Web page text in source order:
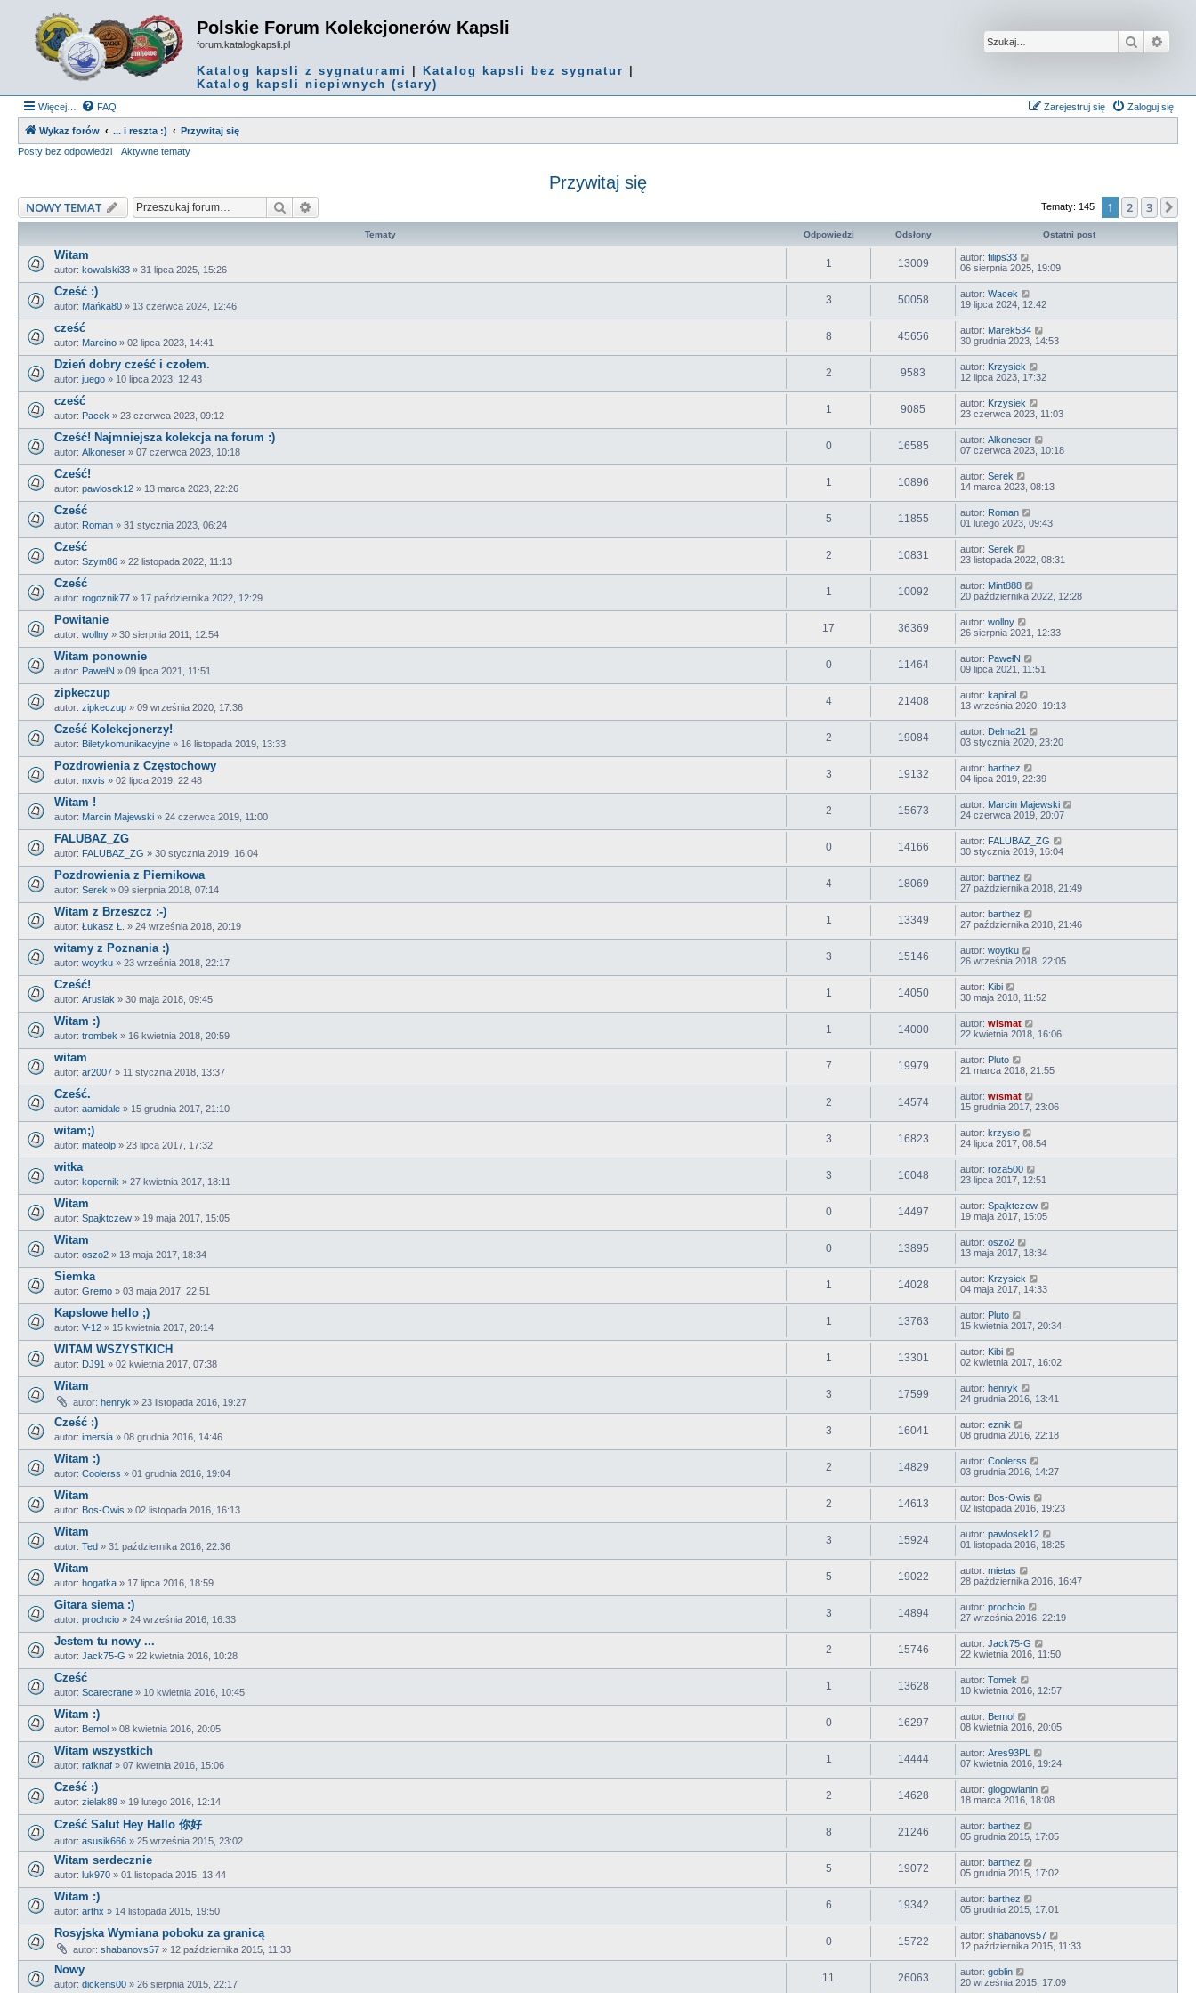
Polskie Forum Kolekcjonerów Kapsli
forum.katalogkapsli.pl
Katalog kapsli z sygnaturami Katalog kapsli bez sygnatur
Katalog kapsli niepiwnych (stary)
Szukaj
Więcej… FAQ Zaloguj się
Zarejestruj się
Wykaz forów ... i reszta :)
Przywitaj się
Posty bez odpowiedzi
Aktywne tematy
Przywitaj się
NOWY TEMAT Szukaj Tematy: 145 1 2 3
Tematy Odpowiedzi Odsłony Ostatni post
Witam
autor: kowalski33 » 31 lipca 2025, 15:26
1 13009 autor: filips33
06 sierpnia 2025, 19:09
Cześć :)
autor: Mańka80 » 13 czerwca 2024, 12:46
3 50058 autor: Wacek
19 lipca 2024, 12:42
cześć
autor: Marcino » 02 lipca 2023, 14:41
8 45656 autor: Marek534
30 grudnia 2023, 14:53
Dzień dobry cześć i czołem.
autor: juego » 10 lipca 2023, 12:43
2 9583 autor: Krzysiek
12 lipca 2023, 17:32
cześć
autor: Pacek » 23 czerwca 2023, 09:12
1 9085 autor: Krzysiek
23 czerwca 2023, 11:03
Cześć! Najmniejsza kolekcja na forum :)
autor: Alkoneser » 07 czerwca 2023, 10:18
0 16585 autor: Alkoneser
07 czerwca 2023, 10:18
Cześć!
autor: pawlosek12 » 13 marca 2023, 22:26
1 10896 autor: Serek
14 marca 2023, 08:13
Cześć
autor: Roman » 31 stycznia 2023, 06:24
5 11855 autor: Roman
01 lutego 2023, 09:43
Cześć
autor: Szym86 » 22 listopada 2022, 11:13
2 10831 autor: Serek
23 listopada 2022, 08:31
Cześć
autor: rogoznik77 » 17 października 2022, 12:29
1 10092 autor: Mint888
20 października 2022, 12:28
Powitanie
autor: wollny » 30 sierpnia 2011, 12:54
17 36369 autor: wollny
26 sierpnia 2021, 12:33
Witam ponownie
autor: PawełN » 09 lipca 2021, 11:51
0 11464 autor: PawełN
09 lipca 2021, 11:51
zipkeczup
autor: zipkeczup » 09 września 2020, 17:36
4 21408 autor: kapiral
13 września 2020, 19:13
Cześć Kolekcjonerzy!
autor: Biletykomunikacyjne » 16 listopada 2019, 13:33
2 19084 autor: Delma21
03 stycznia 2020, 23:20
Pozdrowienia z Częstochowy
autor: nxvis » 02 lipca 2019, 22:48
3 19132 autor: barthez
04 lipca 2019, 22:39
Witam !
autor: Marcin Majewski » 24 czerwca 2019, 11:00
2 15673 autor: Marcin Majewski
24 czerwca 2019, 20:07
FALUBAZ_ZG
autor: FALUBAZ_ZG » 30 stycznia 2019, 16:04
0 14166 autor: FALUBAZ_ZG
30 stycznia 2019, 16:04
Pozdrowienia z Piernikowa
autor: Serek » 09 sierpnia 2018, 07:14
4 18069 autor: barthez
27 października 2018, 21:49
Witam z Brzeszcz :-)
autor: Łukasz Ł. » 24 września 2018, 20:19
1 13349 autor: barthez
27 października 2018, 21:46
witamy z Poznania :)
autor: woytku » 23 września 2018, 22:17
3 15146 autor: woytku
26 września 2018, 22:05
Cześć!
autor: Arusiak » 30 maja 2018, 09:45
1 14050 autor: Kibi
30 maja 2018, 11:52
Witam :)
autor: trombek » 16 kwietnia 2018, 20:59
1 14000 autor: wismat
22 kwietnia 2018, 16:06
witam
autor: ar2007 » 11 stycznia 2018, 13:37
7 19979 autor: Pluto
21 marca 2018, 21:55
Cześć.
autor: aamidale » 15 grudnia 2017, 21:10
2 14574 autor: wismat
15 grudnia 2017, 23:06
witam;)
autor: mateolp » 23 lipca 2017, 17:32
3 16823 autor: krzysio
24 lipca 2017, 08:54
witka
autor: kopernik » 27 kwietnia 2017, 18:11
3 16048 autor: roza500
23 lipca 2017, 12:51
Witam
autor: Spajktczew » 19 maja 2017, 15:05
0 14497 autor: Spajktczew
19 maja 2017, 15:05
Witam
autor: oszo2 » 13 maja 2017, 18:34
0 13895 autor: oszo2
13 maja 2017, 18:34
Siemka
autor: Gremo » 03 maja 2017, 22:51
1 14028 autor: Krzysiek
04 maja 2017, 14:33
Kapslowe hello ;)
autor: V-12 » 15 kwietnia 2017, 20:14
1 13763 autor: Pluto
15 kwietnia 2017, 20:34
WITAM WSZYSTKICH
autor: DJ91 » 02 kwietnia 2017, 07:38
1 13301 autor: Kibi
02 kwietnia 2017, 16:02
Witam
autor: henryk » 23 listopada 2016, 19:27
3 17599 autor: henryk
24 grudnia 2016, 13:41
Cześć :)
autor: imersia » 08 grudnia 2016, 14:46
3 16041 autor: eznik
08 grudnia 2016, 22:18
Witam :)
autor: Coolerss » 01 grudnia 2016, 19:04
2 14829 autor: Coolerss
03 grudnia 2016, 14:27
Witam
autor: Bos-Owis » 02 listopada 2016, 16:13
2 14613 autor: Bos-Owis
02 listopada 2016, 19:23
Witam
autor: Ted » 31 października 2016, 22:36
3 15924 autor: pawlosek12
01 listopada 2016, 18:25
Witam
autor: hogatka » 17 lipca 2016, 18:59
5 19022 autor: mietas
28 października 2016, 16:47
Gitara siema :)
autor: prochcio » 24 września 2016, 16:33
3 14894 autor: prochcio
27 września 2016, 22:19
Jestem tu nowy ...
autor: Jack75-G » 22 kwietnia 2016, 10:28
2 15746 autor: Jack75-G
22 kwietnia 2016, 11:50
Cześć
autor: Scarecrane » 10 kwietnia 2016, 10:45
1 13628 autor: Tomek
10 kwietnia 2016, 12:57
Witam :)
autor: Bemol » 08 kwietnia 2016, 20:05
0 16297 autor: Bemol
08 kwietnia 2016, 20:05
Witam wszystkich
autor: rafknaf » 07 kwietnia 2016, 15:06
1 14444 autor: Ares93PL
07 kwietnia 2016, 19:24
Cześć :)
autor: zielak89 » 19 lutego 2016, 12:14
2 14628 autor: glogowianin
18 marca 2016, 18:08
Cześć Salut Hey Hallo 你好
autor: asusik666 » 25 września 2015, 23:02
8 21246 autor: barthez
05 grudnia 2015, 17:05
Witam serdecznie
autor: luk970 » 01 listopada 2015, 13:44
5 19072 autor: barthez
05 grudnia 2015, 17:02
Witam :)
autor: arthx » 14 listopada 2015, 19:50
6 19342 autor: barthez
05 grudnia 2015, 17:01
Rosyjska Wymiana poboku za granicą
autor: shabanovs57 » 12 października 2015, 11:33
0 15722 autor: shabanovs57
12 października 2015, 11:33
Nowy
autor: dickens00 » 26 sierpnia 2015, 22:17
11 26063 autor: goblin
20 września 2015, 17:09